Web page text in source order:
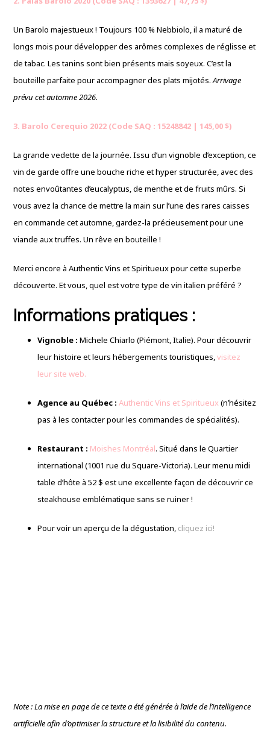
Un Barolo majestueux ! Toujours 100 % Nebbiolo, il a maturé de
longs mois pour développer des arômes complexes de réglisse et
de tabac. Les tanins sont bien présents mais soyeux. C’est la
bouteille parfaite pour accompagner des plats mijotés.Arrivage
prévu cet automne 2026.
3. Barolo Cerequio 2022 (Code SAQ : 15248842 | 145,00 $)
La grande vedette de la journée. Issu d’un vignoble d’exception, ce
vin de garde offre une bouche riche et hyper structurée, avec des
notes envoûtantes d’eucalyptus, de menthe et de fruits mûrs. Si
vous avez la chance de mettre la main sur l’une des rares caisses
en commande cet automne, gardez-la précieusement pour une
viande aux truffes. Un rêve en bouteille !
Merci encore à Authentic Vins et Spiritueux pour cette superbe
découverte. Et vous, quel est votre type de vin italien préféré ?
Informations pratiques :
Vignoble : Michele Chiarlo (Piémont, Italie). Pour découvrir
leur histoire et leurs hébergements touristiques,visitez
leur site web.
Agence au Québec : Authentic Vins et Spiritueux (n’hésitez
pas à les contacter pour les commandes de spécialités).
Restaurant : Moishes Montréal. Situé dans le Quartier
international (1001 rue du Square-Victoria). Leur menu midi
table d’hôte à 52 $ est une excellente façon de découvrir ce
steakhouse emblématique sans se ruiner !
Pour voir un aperçu de la dégustation, cliquez ici!
Note : La mise en page de ce texte a été générée à l’aide de l’intelligence
artificielle afin d’optimiser la structure et la lisibilité du contenu.